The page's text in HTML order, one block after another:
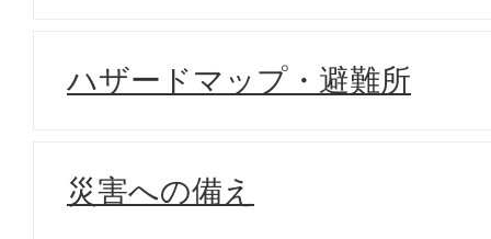
ハザードマップ・避難所
災害への備え